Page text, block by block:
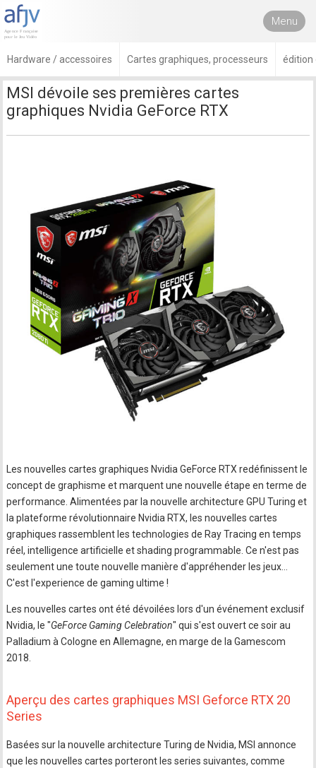
Menu
Hardware / accessoires Cartes graphiques, processeurs édition
MSI dévoile ses premières cartes
graphiques Nvidia GeForce RTX
Les nouvelles cartes graphiques Nvidia GeForce RTX redéfinissent le
concept de graphisme et marquent une nouvelle étape en terme de
performance. Alimentées par la nouvelle architecture GPU Turing et
la plateforme révolutionnaire Nvidia RTX, les nouvelles cartes
graphiques rassemblent les technologies de Ray Tracing en temps
réel, intelligence artificielle et shading programmable. Ce n'est pas
seulement une toute nouvelle manière d'appréhender les jeux…
C'est l'experience de gaming ultime !
Les nouvelles cartes ont été dévoilées lors d'un événement exclusif
Nvidia, le "GeForce Gaming Celebration" qui s'est ouvert ce soir au
Palladium à Cologne en Allemagne, en marge de la Gamescom
2018.
Aperçu des cartes graphiques MSI Geforce RTX 20
Series
Basées sur la nouvelle architecture Turing de Nvidia, MSI annonce
que les nouvelles cartes porteront les series suivantes, comme